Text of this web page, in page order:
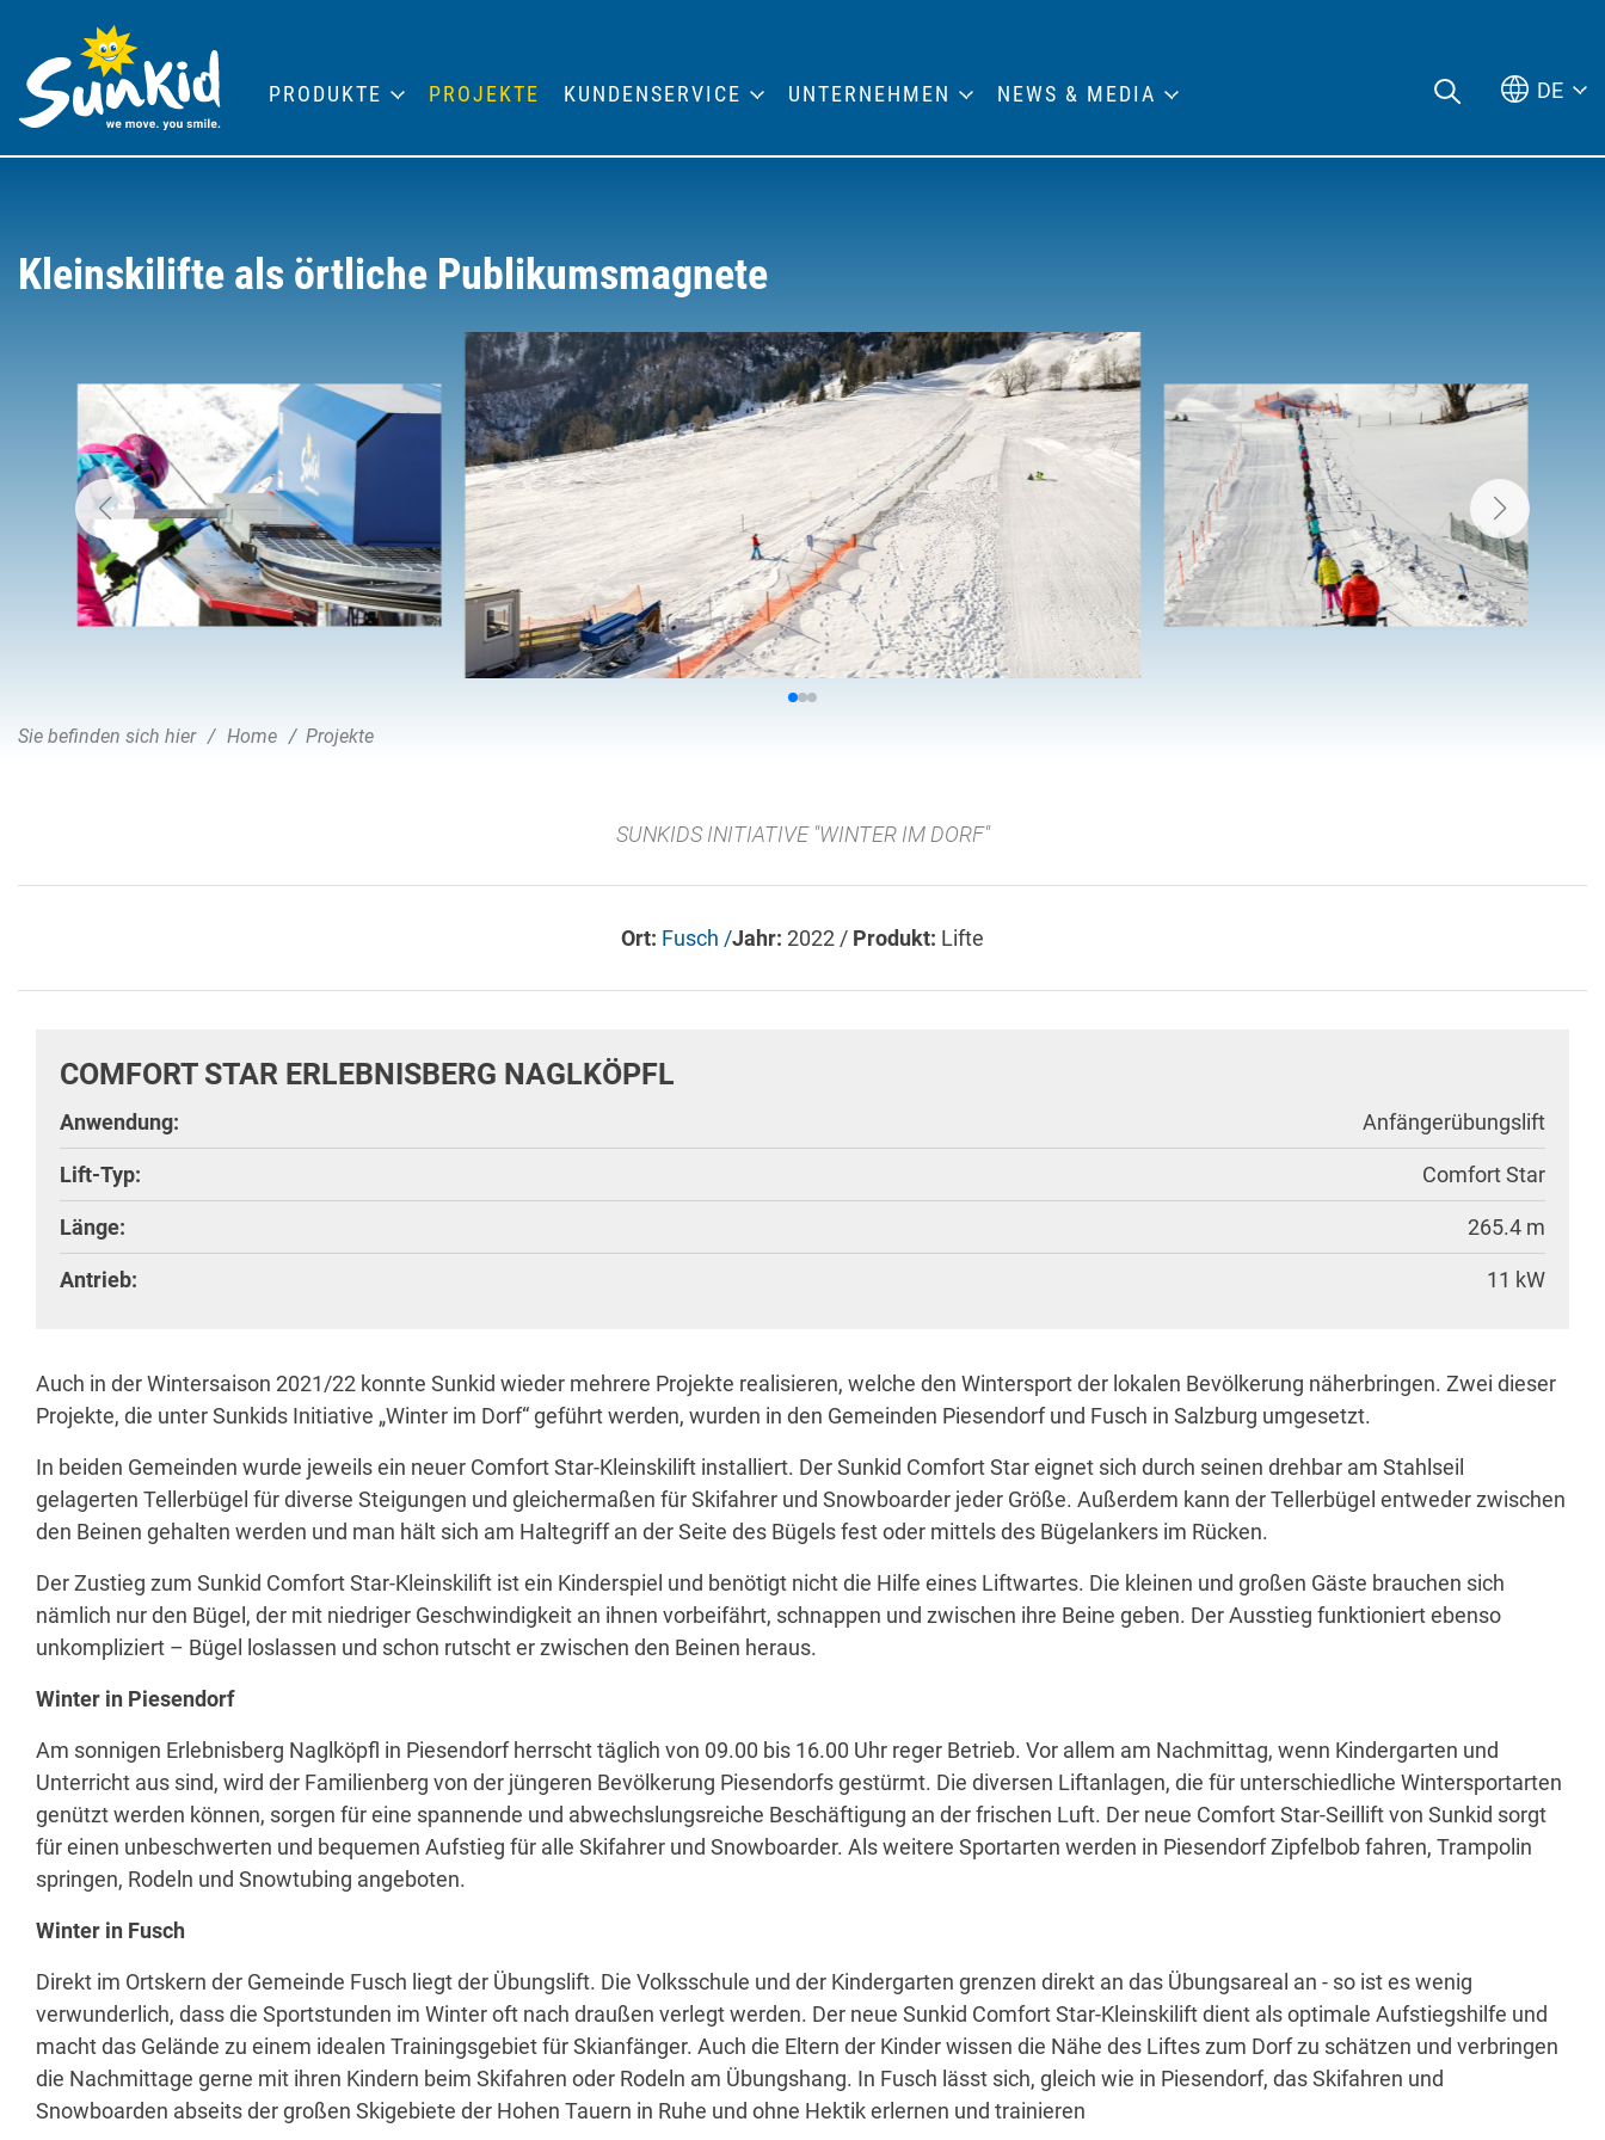
Kleinskilifte als örtliche Publikumsmagnete
Sie befinden sich hier Home Projekte
SUNKIDS INITIATIVE "WINTER IM DORF"
Ort: Fusch /Jahr: 2022 / Produkt: Lifte
COMFORT STAR ERLEBNISBERG NAGLKÖPFL
Anwendung: Anfängerübungslift
Lift-Typ: Comfort Star
Länge: 265.4 m
Antrieb: 11 kW
Auch in der Wintersaison 2021/22 konnte Sunkid wieder mehrere Projekte realisieren, welche den Wintersport der lokalen Bevölkerung näherbringen. Zwei dieser
Projekte, die unter Sunkids Initiative „Winter im Dorf“ geführt werden, wurden in den Gemeinden Piesendorf und Fusch in Salzburg umgesetzt.
In beiden Gemeinden wurde jeweils ein neuer Comfort Star-Kleinskilift installiert. Der Sunkid Comfort Star eignet sich durch seinen drehbar am Stahlseil
gelagerten Tellerbügel für diverse Steigungen und gleichermaßen für Skifahrer und Snowboarder jeder Größe. Außerdem kann der Tellerbügel entweder zwischen
den Beinen gehalten werden und man hält sich am Haltegriff an der Seite des Bügels fest oder mittels des Bügelankers im Rücken.
Der Zustieg zum Sunkid Comfort Star-Kleinskilift ist ein Kinderspiel und benötigt nicht die Hilfe eines Liftwartes. Die kleinen und großen Gäste brauchen sich
nämlich nur den Bügel, der mit niedriger Geschwindigkeit an ihnen vorbeifährt, schnappen und zwischen ihre Beine geben. Der Ausstieg funktioniert ebenso
unkompliziert – Bügel loslassen und schon rutscht er zwischen den Beinen heraus.
Winter in Piesendorf
Am sonnigen Erlebnisberg Naglköpfl in Piesendorf herrscht täglich von 09.00 bis 16.00 Uhr reger Betrieb. Vor allem am Nachmittag, wenn Kindergarten und
Unterricht aus sind, wird der Familienberg von der jüngeren Bevölkerung Piesendorfs gestürmt. Die diversen Liftanlagen, die für unterschiedliche Wintersportarten
genützt werden können, sorgen für eine spannende und abwechslungsreiche Beschäftigung an der frischen Luft. Der neue Comfort Star-Seillift von Sunkid sorgt
für einen unbeschwerten und bequemen Aufstieg für alle Skifahrer und Snowboarder. Als weitere Sportarten werden in Piesendorf Zipfelbob fahren, Trampolin
springen, Rodeln und Snowtubing angeboten.
Winter in Fusch
Direkt im Ortskern der Gemeinde Fusch liegt der Übungslift. Die Volksschule und der Kindergarten grenzen direkt an das Übungsareal an - so ist es wenig
verwunderlich, dass die Sportstunden im Winter oft nach draußen verlegt werden. Der neue Sunkid Comfort Star-Kleinskilift dient als optimale Aufstiegshilfe und
macht das Gelände zu einem idealen Trainingsgebiet für Skianfänger. Auch die Eltern der Kinder wissen die Nähe des Liftes zum Dorf zu schätzen und verbringen
die Nachmittage gerne mit ihren Kindern beim Skifahren oder Rodeln am Übungshang. In Fusch lässt sich, gleich wie in Piesendorf, das Skifahren und
Snowboarden abseits der großen Skigebiete der Hohen Tauern in Ruhe und ohne Hektik erlernen und trainieren
PRODUKTE PROJEKTE KUNDENSERVICE UNTERNEHMEN NEWS & MEDIA DE